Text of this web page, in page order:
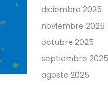
diciembre 2025
noviembre 2025
octubre 2025
septiembre 2025
agosto 2025